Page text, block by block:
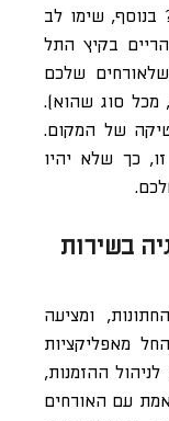
בנוסף, שימו לב
בקיץ התל
שלכם
מכל סוג שהוא).
של המקום.
כך שלא יהיו
בשירות
ומציעה
מאפליקציות
ההזמנות,
אמת עם האורחים